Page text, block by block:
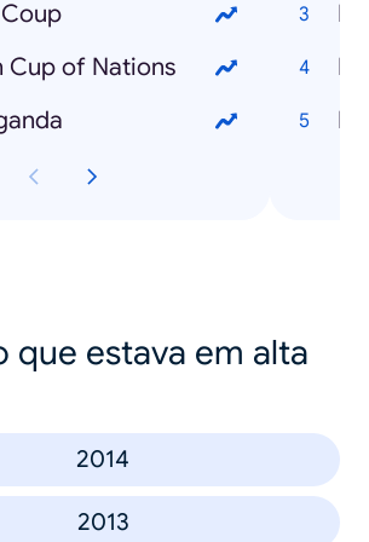
Cup of Nations
que estava em alta
2014
2013